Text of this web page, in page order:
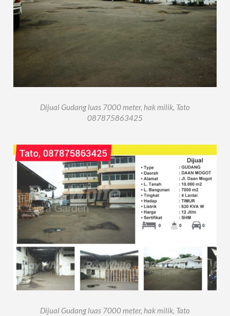
Dijual Gudang luas 7000 meter, hak milik, Tato
087875863425
Dijual Gudang luas 7000 meter, hak milik, Tato